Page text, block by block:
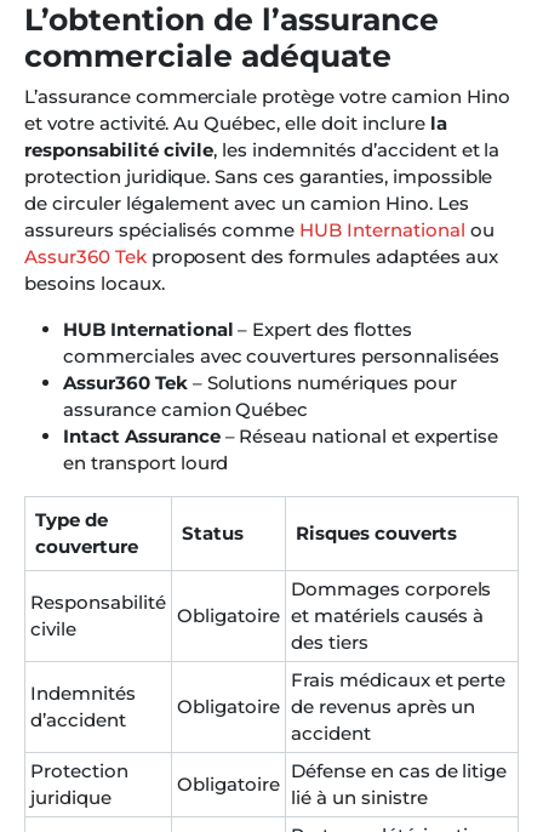
L’obtention de l’assurance
commerciale adéquate
L’assurance commerciale protège votre camion Hino
et votre activité. Au Québec, elle doit inclure la
responsabilité civile, les indemnités d’accident et la
protection juridique. Sans ces garanties, impossible
de circuler légalement avec un camion Hino. Les
assureurs spécialisés comme HUB International ou
Assur360 Tekproposent des formules adaptées aux
besoins locaux.
HUB International – Expert des flottes
commerciales avec couvertures personnalisées
Assur360 Tek– Solutions numériques pour
assurance camion Québec
Intact Assurance– Réseau national et expertise
en transport lourd
Type de
couverture
Status Risques couverts
Responsabilité
civile
Obligatoire
Dommages corporels
et matériels causés à
des tiers
Indemnités
d’accident
Obligatoire
Frais médicaux et perte
de revenus après un
accident
Protection
juridique
Obligatoire
Défense en cas de litige
lié à un sinistre